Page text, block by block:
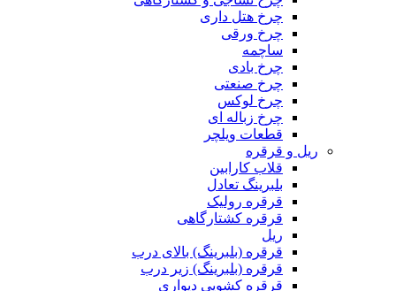
چرخ هتل داری
چرخ ورقی
ساچمه
چرخ بادی
چرخ صنعتی
چرخ لوکس
چرخ زباله ای
قطعات ویلچر
ریل و قرقره
قلاب کارابین
بلبرینگ تعادل
قرقره رولیک
قرقره کشتارگاهی
ریل
قرقره (بلبرینگ) بالای درب
قرقره (بلبرینگ) زیر درب
قرقره کشویی دیواری